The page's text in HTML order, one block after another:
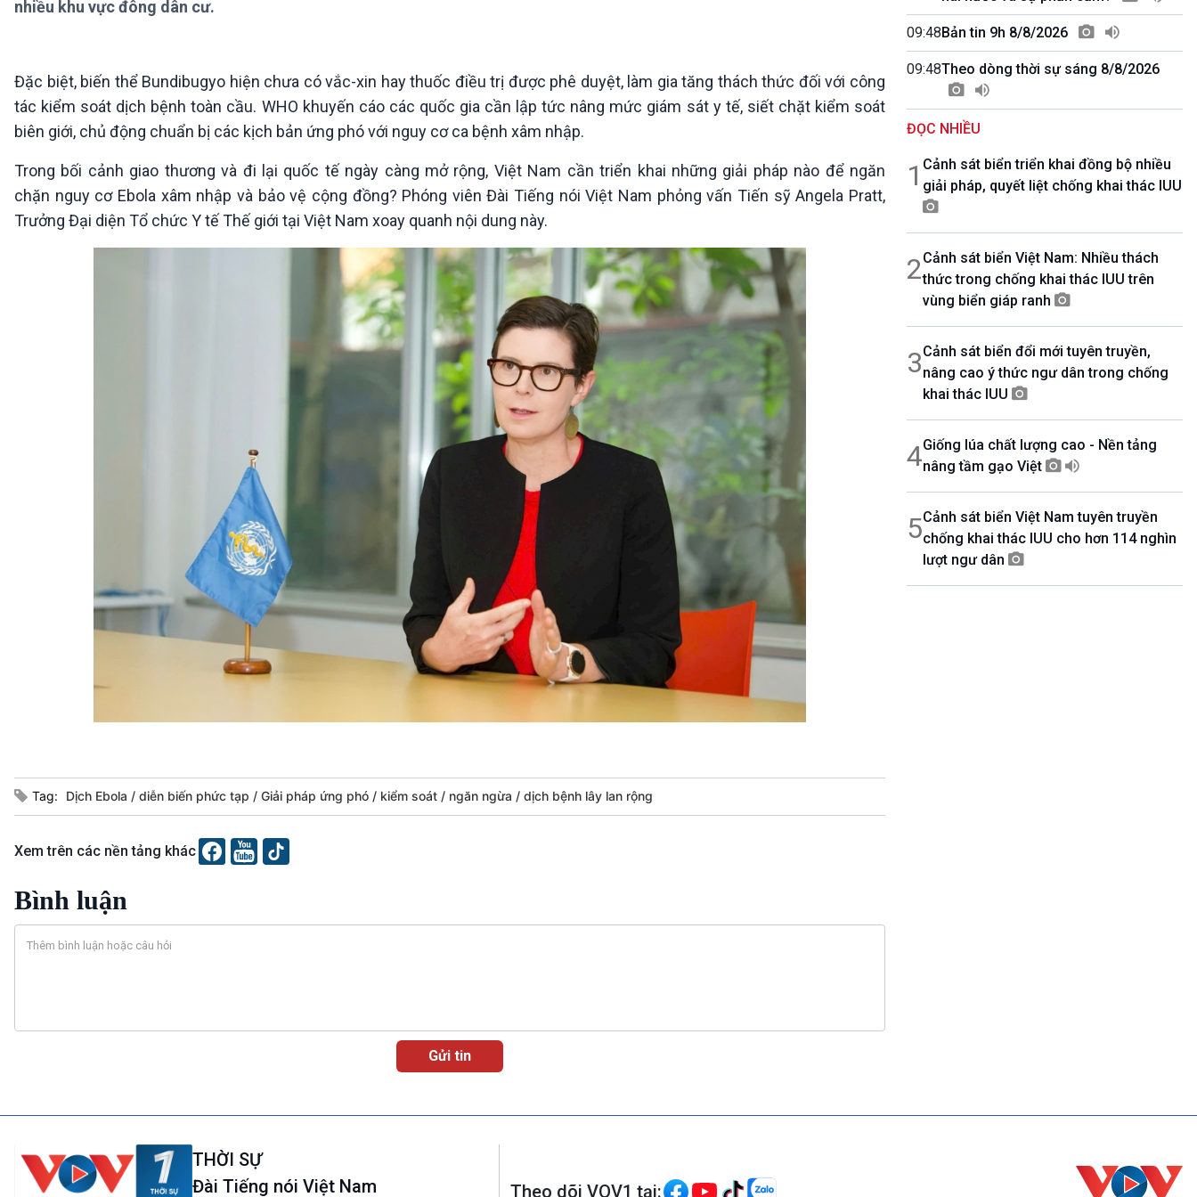
360 độ Sức khỏe
Chuyên gia của bạn
Xã hội chuyển động
Bước chân đến trường
10 phút Sự kiện - Luận bàn
Câu chuyện thời sự
Dòng chảy sự kiện
Đối thoại
Chuyện đêm
Thanh âm ký sự
Chân dung cuộc sống
Các chương trình đặc biệt
nhiều khu vực đông dân cư.
Đặc biệt, biến thể Bundibugyo hiện chưa có vắc-xin hay thuốc điều trị được phê duyệt, làm gia tăng thách thức đối với công
tác kiểm soát dịch bệnh toàn cầu. WHO khuyến cáo các quốc gia cần lập tức nâng mức giám sát y tế, siết chặt kiểm soát
biên giới, chủ động chuẩn bị các kịch bản ứng phó với nguy cơ ca bệnh xâm nhập.
Trong bối cảnh giao thương và đi lại quốc tế ngày càng mở rộng, Việt Nam cần triển khai những giải pháp nào để ngăn
chặn nguy cơ Ebola xâm nhập và bảo vệ cộng đồng? Phóng viên Đài Tiếng nói Việt Nam phỏng vấn Tiến sỹ Angela Pratt,
Trưởng Đại diện Tổ chức Y tế Thế giới tại Việt Nam xoay quanh nội dung này.
Tag: Dịch Ebola diễn biến phức tạp Giải pháp ứng phó kiểm soát ngăn ngừa dịch bệnh lây lan rộng
Xem trên các nền tảng khác
Bình luận
09:48Bản tin 9h 8/8/2026
09:48Theo dòng thời sự sáng 8/8/2026
ĐỌC NHIỀU
1 Cảnh sát biển triển khai đồng bộ nhiều
giải pháp, quyết liệt chống khai thác IUU
2Cảnh sát biển Việt Nam: Nhiều thách
thức trong chống khai thác IUU trên
vùng biển giáp ranh
3Cảnh sát biển đổi mới tuyên truyền,
nâng cao ý thức ngư dân trong chống
khai thác IUU
4Giống lúa chất lượng cao - Nền tảng
nâng tầm gạo Việt
5Cảnh sát biển Việt Nam tuyên truyền
chống khai thác IUU cho hơn 114 nghìn
lượt ngư dân
THỜI SỰ
Đài Tiếng nói Việt Nam
Theo dõi VOV1 tại: